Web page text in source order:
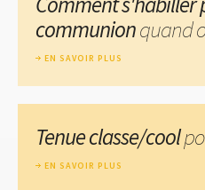
communionquand
EN SAVOIR PLUS
Tenue classe/cool
EN SAVOIR PLUS